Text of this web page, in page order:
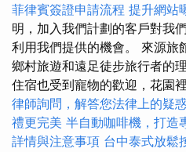
菲律賓簽證申請流程 提升網站
明，加入我們計劃的客戶對我
利用我們提供的機會。 來源旅
鄉村旅遊和遠足徒步旅行者的
住宿也受到寵物的歡迎，花園
律師詢問，解答您法律上的疑
禮更完美 半自動咖啡機，打造
詳情與注意事項 台中泰式放鬆